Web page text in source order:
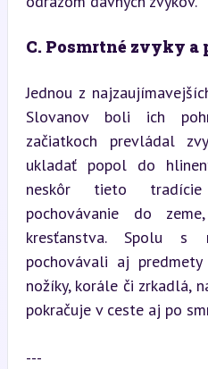
C. Posmrtné zvyky
Jednou z
Slovanov boli ich
začiatkoch prevládal
ukladať popol do
neskôr tieto
pochovávanie do
kresťanstva. Spolu s
pochovávali aj
nožíky, korále či zrkadlá,
pokračuje v ceste aj po
---